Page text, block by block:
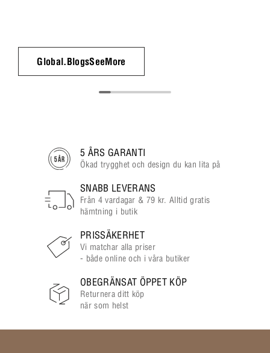
Global.BlogsSeeMore
5 ÅRS GARANTI
Ökad trygghet och design du kan lita på
SNABB LEVERANS
Från 4 vardagar & 79 kr. Alltid gratis
hämtning i butik
PRISSÄKERHET
Vi matchar alla priser
- både online och i våra butiker
OBEGRÄNSAT ÖPPET KÖP
Returnera ditt köp
när som helst